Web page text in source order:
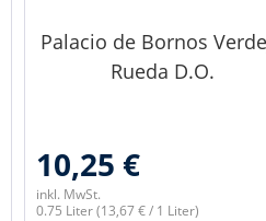
Palacio de Bornos
Rueda D.O.
10,25 €
inkl. MwSt.
0.75 Liter(13,67 € / 1 Liter)